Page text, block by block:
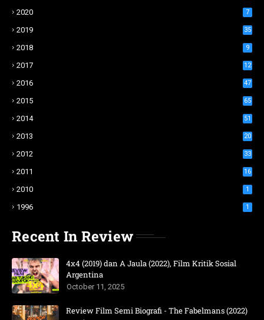
2020 7
2019 35
2018 9
2017 12
2016 47
2015 65
2014 51
2013 20
2012 33
2011 16
2010 1
1996 1
Recent In Review
4x4 (2019) dan A Jaula (2022), Film Kritik Sosial
Argentina
October 11, 2025
Review Film Semi Biografi - The Fabelmans (2022)